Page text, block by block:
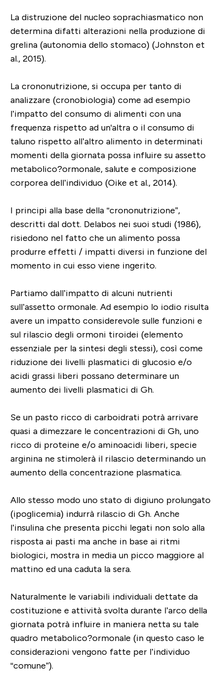
La distruzione del nucleo soprachiasmatico non
determina difatti alterazioni nella produzione di
grelina (autonomia dello stomaco) (Johnston et
al., 2015).
La crononutrizione, si occupa per tanto di
analizzare (cronobiologia) come ad esempio
l’impatto del consumo di alimenti con una
frequenza rispetto ad un'altra o il consumo di
taluno rispetto all’altro alimento indeterminati
momenti della giornata possa influire su assetto
metabolico?ormonale, salute e composizione
corporea dell’individuo (Oike et al., 2014).
I principi alla base della “crononutrizione”,
descritti dal dott. Delabos nei suoi studi (1986),
risiedono nel fatto che un alimento possa
produrre effetti / impatti diversi in funzione del
momento in cui esso viene ingerito.
Partiamo dall’impatto di alcuni nutrienti
sull’assetto ormonale. Ad esempio lo iodio risulta
avere un impatto considerevole sulle funzioni e
sul rilascio degli ormoni tiroidei (elemento
essenziale per la sintesi degli stessi), così come
riduzione dei livelli plasmatici di glucosio e/o
acidi grassi liberi possano determinare un
aumento dei livelli plasmatici di Gh.
Se un pasto ricco di carboidrati potrà arrivare
quasi a dimezzare le concentrazioni di Gh, uno
ricco di proteine e/o aminoacidi liberi, specie
arginina ne stimolerà il rilascio determinando un
aumento della concentrazione plasmatica.
Allo stesso modo uno stato di digiuno prolungato
(ipoglicemia) indurrà rilascio di Gh. Anche
l’insulina che presenta picchi legati non solo alla
risposta ai pasti ma anche in base ai ritmi
biologici, mostra in media un picco maggiore al
mattino ed una caduta la sera.
Naturalmente le variabili individuali dettate da
costituzione e attività svolta durante l’arco della
giornata potrà influire in maniera netta su tale
quadro metabolico?ormonale (in questo caso le
considerazioni vengono fatte per l’individuo
“comune”).